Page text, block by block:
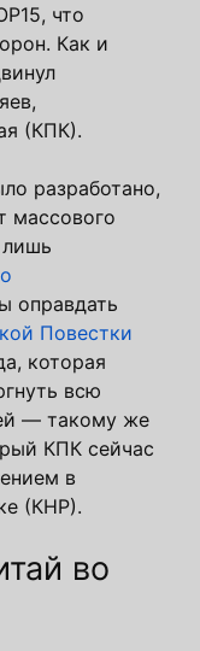
что
Как и
(КПК).
разработано,
массового
лишь
оправдать
Повестки
которая
всю
— такому же
КПК сейчас
в
(КНР).
во